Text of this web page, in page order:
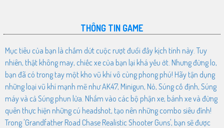
THÔNG TIN GAME
Mục tiêu của bạn là chấm dứt cuộc rượt đuổi đầy kịch tính này. Tuy
nhiên, thật không may, chiếc xe của bạn lại khá yếu ớt. Nhưng đừng lo,
bạn đã có trong tay một kho vũ khí vô cùng phong phú! Hãy tận dụng
những loại vũ khí mạnh mẽ như AK47, Minigun, Nỏ, Súng cố định, Súng
máy và cả Súng phun lửa. Nhắm vào các bộ phận xe, bánh xe và đừng
quên thực hiện những cú headshot, tạo nên những combo siêu đỉnh!
Trong 'Grandfather Road Chase Realistic Shooter Guns', bạn sẽ được